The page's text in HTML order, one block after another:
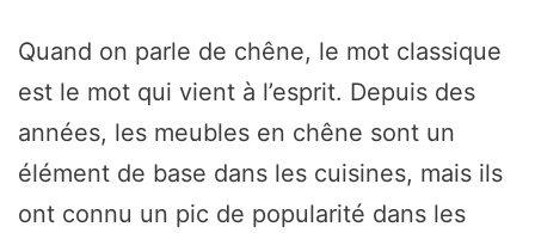
Quand on parle de chêne, le mot classique
est le mot qui vient à l’esprit. Depuis des
années, les meubles en chêne sont un
élément de base dans les cuisines, mais ils
ont connu un pic de popularité dans les